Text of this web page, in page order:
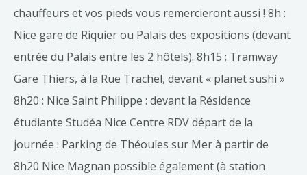
chauffeurs et vos pieds vous remercieront aussi ! 8h :
Nice gare de Riquier ou Palais des expositions (devant
entrée du Palais entre les 2 hôtels). 8h15 : Tramway
Gare Thiers, à la Rue Trachel, devant « planet sushi »
8h20 : Nice Saint Philippe : devant la Résidence
étudiante Studéa Nice Centre RDV départ de la
journée : Parking de Théoules sur Mer à partir de
8h20 Nice Magnan possible également (à station